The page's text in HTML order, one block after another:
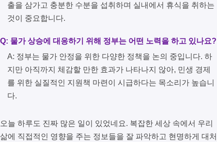
출을 삼가고 충분한 수분을 섭취하며 실내에서 휴식을 취하는
것이 중요합니다.
Q: 물가 상승에 대응하기 위해 정부는 어떤 노력을 하고 있나요?
A: 정부는 물가 안정을 위한 다양한 정책을 논의 중입니다. 하
지만 아직까지 체감할 만한 효과가 나타나지 않아, 민생 경제
를 위한 실질적인 지원책 마련이 시급하다는 목소리가 높습니
다.
오늘 하루도 진짜 많은 일이 있었네요. 복잡한 세상 속에서 우리
삶에 직접적인 영향을 주는 정보들을 잘 파악하고 현명하게 대처